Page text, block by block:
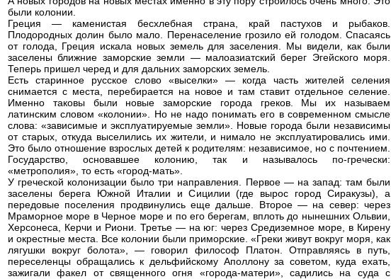
были колонии.
Греция — каменистая бесхлебная страна, край пастухов и рыбаков.
Плодородных долин было мало. Перенаселение грозило ей голодом. Спасаясь
от голода, Греция искала новых земель для заселения. Мы видели, как были
заселены ближние заморские земли — малоазиатский берег Эгейского моря.
Теперь пришел черед и для дальних заморских земель.
Есть старинное русское слово «выселки» — когда часть жителей селения
снимается с места, перебирается на новое и там ставит отдельное селение.
Именно таковы были новые заморские города греков. Мы их называем
латинским словом «колонии». Но не надо понимать его в современном смысле
слова: «зависимые и эксплуатируемые земли». Новые города были независимы
от старых, откуда выселились их жители, и нимало не эксплуатировались ими.
Это было отношение взрослых детей к родителям: независимое, но с почтением.
Государство, основавшее колонию, так и называлось по-гречески:
«метрополия», то есть «город-мать».
У греческой колонизации было три направления. Первое — на запад: там были
заселены берега Южной Италии и Сицилии (где вырос город Сиракузы), а
передовые поселения продвинулись еще дальше. Второе — на север: через
Мраморное море в Черное море и по его берегам, вплоть до нынешних Ольвии,
Херсонеса, Керчи и Риони. Третье — на юг: через Средиземное море, в Кирену
и окрестные места. Все колонии были приморские. «Греки живут вокруг моря, как
лягушки вокруг болота», — говорил философ Платон. Отправляясь в путь,
переселенцы обращались к дельфийскому Аполлону за советом, куда ехать,
зажигали факел от священного огня «города-матери», садились на суда с